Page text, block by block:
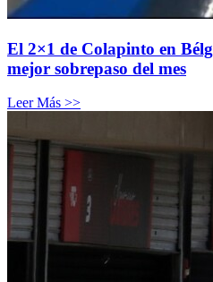
El 2×1 de Colapinto en
mejor sobrepaso del mes
Leer Más >>